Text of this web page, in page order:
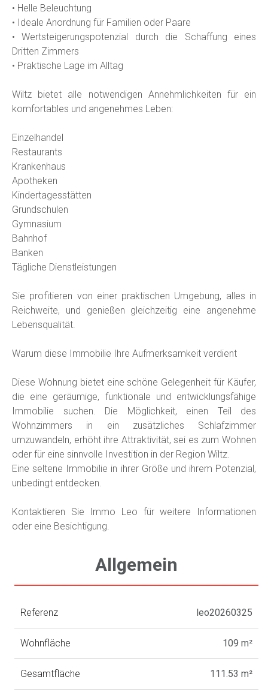
• Helle Beleuchtung
• Ideale Anordnung für Familien oder Paare
• Wertsteigerungspotenzial durch die Schaffung eines
Dritten Zimmers
• Praktische Lage im Alltag
Wiltz bietet alle notwendigen Annehmlichkeiten für ein
komfortables und angenehmes Leben:
Einzelhandel
Restaurants
Krankenhaus
Apotheken
Kindertagesstätten
Grundschulen
Gymnasium
Bahnhof
Banken
Tägliche Dienstleistungen
Sie profitieren von einer praktischen Umgebung, alles in
Reichweite, und genießen gleichzeitig eine angenehme
Lebensqualität.
Warum diese Immobilie Ihre Aufmerksamkeit verdient
Diese Wohnung bietet eine schöne Gelegenheit für Käufer,
die eine geräumige, funktionale und entwicklungsfähige
Immobilie suchen. Die Möglichkeit, einen Teil des
Wohnzimmers in ein zusätzliches Schlafzimmer
umzuwandeln, erhöht ihre Attraktivität, sei es zum Wohnen
oder für eine sinnvolle Investition in der Region Wiltz.
Eine seltene Immobilie in ihrer Größe und ihrem Potenzial,
unbedingt entdecken.
Kontaktieren Sie Immo Leo für weitere Informationen
oder eine Besichtigung.
Allgemein
Referenz leo20260325
Wohnfläche 109 m²
Gesamtfläche 111.53 m²